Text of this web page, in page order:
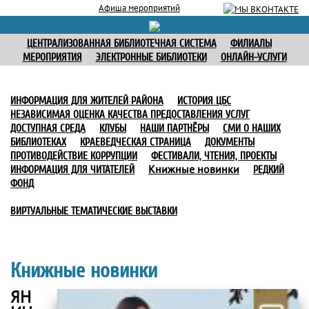
Афиша мероприятий
ЦЕНТРАЛИЗОВАННАЯ БИБЛИОТЕЧНАЯ СИСТЕМА
ФИЛИАЛЫ
МЕРОПРИЯТИЯ
ЭЛЕКТРОННЫЕ БИБЛИОТЕКИ ОНЛАЙН-УСЛУГИ
ИНФОРМАЦИЯ ДЛЯ ЖИТЕЛЕЙ РАЙОНА
ИСТОРИЯ ЦБС
НЕЗАВИСИМАЯ ОЦЕНКА КАЧЕСТВА ПРЕДОСТАВЛЕНИЯ УСЛУГ
ДОСТУПНАЯ СРЕДА
КЛУБЫ НАШИ ПАРТНЁРЫ
СМИ О НАШИХ
БИБЛИОТЕКАХ
КРАЕВЕДЧЕСКАЯ СТРАНИЦА
ДОКУМЕНТЫ
ПРОТИВОДЕЙСТВИЕ КОРРУПЦИИ
ФЕСТИВАЛИ, ЧТЕНИЯ, ПРОЕКТЫ
ИНФОРМАЦИЯ ДЛЯ ЧИТАТЕЛЕЙ
Книжные новинки
РЕДКИЙ
ФОНД
ВИРТУАЛЬНЫЕ ТЕМАТИЧЕСКИЕ ВЫСТАВКИ
Книжные новинки
ЯН